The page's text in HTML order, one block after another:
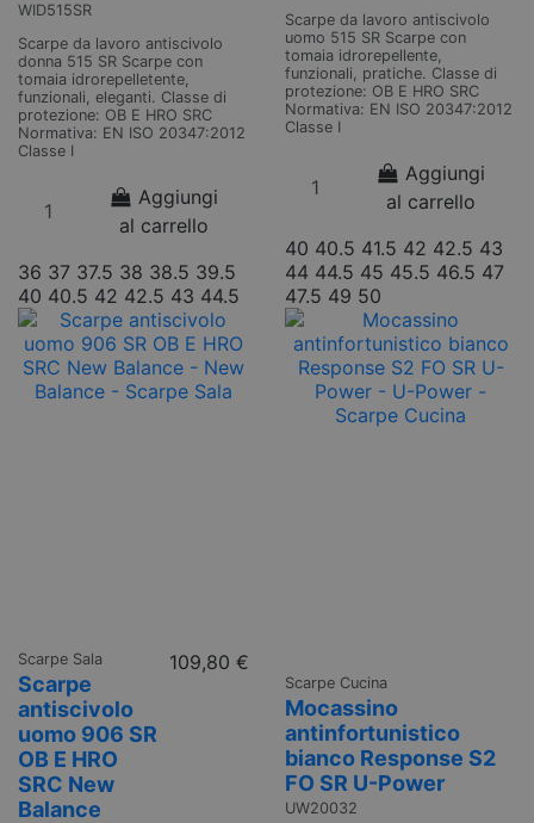
WID515SR
Scarpe da lavoro antiscivolo
donna 515 SR Scarpe con
tomaia idrorepelletente,
funzionali, eleganti. Classe di
protezione: OB E HRO SRC
Normativa: EN ISO 20347:2012
Classe I
Aggiungi
al carrello
36 37 37.5 38 38.5 39.5
40 40.5 42 42.5 43 44.5
Scarpe da lavoro antiscivolo
uomo 515 SR Scarpe con
tomaia idrorepellente,
funzionali, pratiche. Classe di
protezione: OB E HRO SRC
Normativa: EN ISO 20347:2012
Classe I
Aggiungi
al carrello
40 40.5 41.5 42 42.5 43
44 44.5 45 45.5 46.5 47
47.5 49 50
Scarpe Sala
Scarpe
antiscivolo
uomo 906 SR
OB E HRO
SRC New
Balance
109,80 €
Scarpe Cucina
Mocassino
antinfortunistico
bianco Response S2
FO SR U-Power
UW20032